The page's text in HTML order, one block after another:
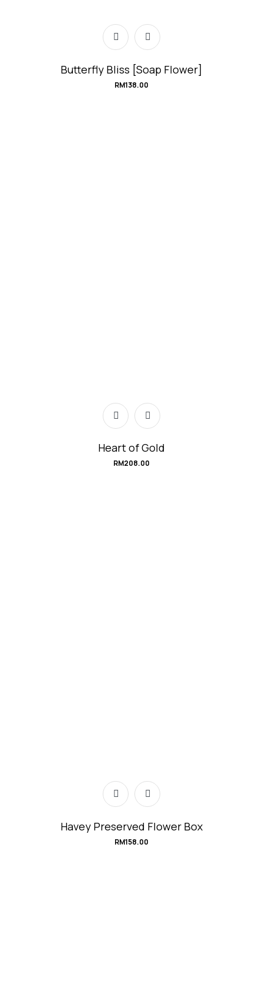
Butterfly Bliss [Soap Flower]
RM138.00
Heart of Gold
RM208.00
Havey Preserved Flower Box
RM158.00